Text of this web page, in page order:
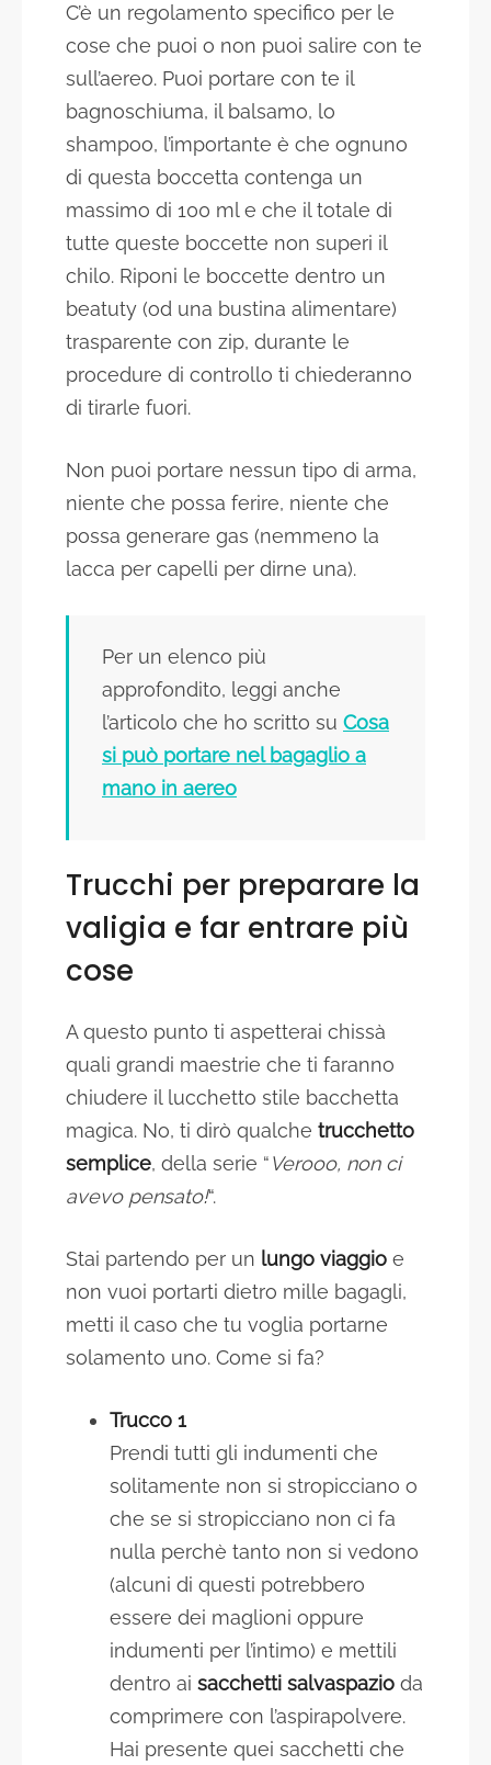
C’è un regolamento specifico per le
cose che puoi o non puoi salire con te
sull’aereo. Puoi portare con te il
bagnoschiuma, il balsamo, lo
shampoo, l’importante è che ognuno
di questa boccetta contenga un
massimo di 100 ml e che il totale di
tutte queste boccette non superi il
chilo. Riponi le boccette dentro un
beatuty (od una bustina alimentare)
trasparente con zip, durante le
procedure di controllo ti chiederanno
di tirarle fuori.
Non puoi portare nessun tipo di arma,
niente che possa ferire, niente che
possa generare gas (nemmeno la
lacca per capelli per dirne una).
Per un elenco più
approfondito, leggi anche
l’articolo che ho scritto su Cosa
si può portare nel bagaglio a
mano in aereo
Trucchi per preparare la
valigia e far entrare più
cose
A questo punto ti aspetterai chissà
quali grandi maestrie che ti faranno
chiudere il lucchetto stile bacchetta
magica. No, ti dirò qualche trucchetto
semplice, della serie “Verooo, non ci
avevo pensato!“.
Stai partendo per un lungo viaggio e
non vuoi portarti dietro mille bagagli,
metti il caso che tu voglia portarne
solamento uno. Come si fa?
Trucco 1
Prendi tutti gli indumenti che
solitamente non si stropicciano o
che se si stropicciano non ci fa
nulla perchè tanto non si vedono
(alcuni di questi potrebbero
essere dei maglioni oppure
indumenti per l’intimo) e mettili
dentro ai sacchetti salvaspazio da
comprimere con l’aspirapolvere.
Hai presente quei sacchetti che